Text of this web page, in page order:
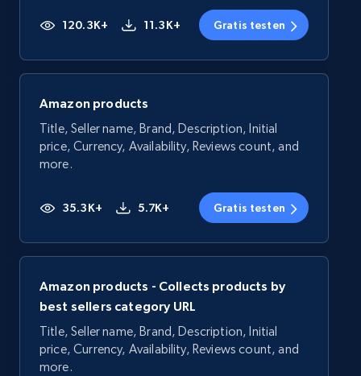
120.3K+ 11.3K+ Gratis testen
Amazon products
Title, Seller name, Brand, Description, Initial
price, Currency, Availability, Reviews count, and
more.
35.3K+ 5.7K+ Gratis testen
Amazon products - Collects products by
best sellers category URL
Title, Seller name, Brand, Description, Initial
price, Currency, Availability, Reviews count, and
more.